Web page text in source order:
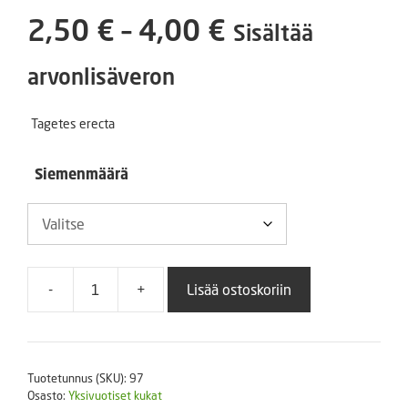
2,50 € – 4,00 € Hintaluokka:
Sisältää
arvonlisäveron
Tagetes erecta
Siemenmäärä
-
Escimo
+ Lisää ostoskoriin
Tuotetunnus (SKU): 97
Osasto: Yksivuotiset kukat